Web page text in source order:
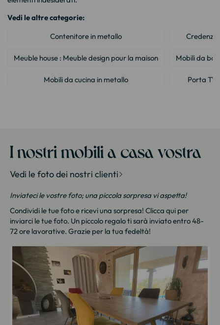
Vedi le altre categorie:
Contenitore in metallo
Credenza
Meuble house : Meuble design pour la maison Mobili da
Mobili da cucina in metallo Porta TV
Tavolino in metallo
I nostri mobili a casa vostra
Vedi le foto dei nostri clienti
Inviateci le vostre foto; una piccola sorpresa vi aspetta!
Condividi le tue foto e ricevi una sorpresa! Clicca qui per
inviarci le tue foto. Un piccolo regalo ti sarà inviato entro 48-
72 ore lavorative. Grazie per la tua fedeltà!